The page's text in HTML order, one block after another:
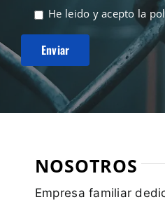
He leido y acepto la
NOSOTROS
Empresa familiar